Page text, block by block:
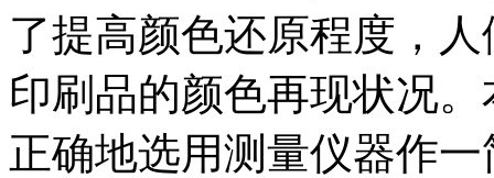
了提高颜色还原程度，
印刷品的颜色再现状况
正确地选用测量仪器作